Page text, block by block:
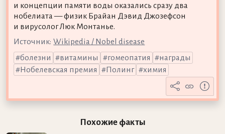
и концепции памяти воды оказались сразу два
нобелиата — физик Брайан Дэвид Джозефсон
и вирусолог Люк Монтанье.
Источник: Wikipedia / Nobel disease
болезни
витамины гомеопатия
награды
Нобелевская премия
Полинг химия
Похожие факты